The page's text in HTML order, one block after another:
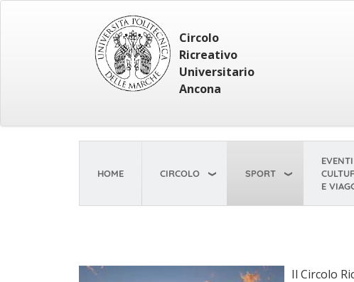
Circolo
Ricreativo
Universitario
Ancona
HOME CIRCOLO SPORT
EVENTI
E
Il Circolo